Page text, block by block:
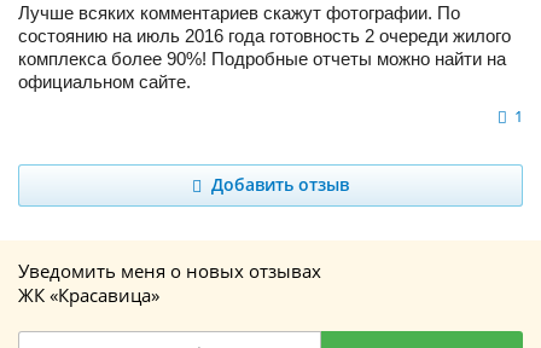
Лучше всяких комментариев скажут фотографии. По
состоянию на июль 2016 года готовность 2 очереди жилого
комплекса более 90%! Подробные отчеты можно найти на
официальном сайте.
1
Добавить отзыв
Уведомить меня о новых отзывах
ЖК «Красавица»